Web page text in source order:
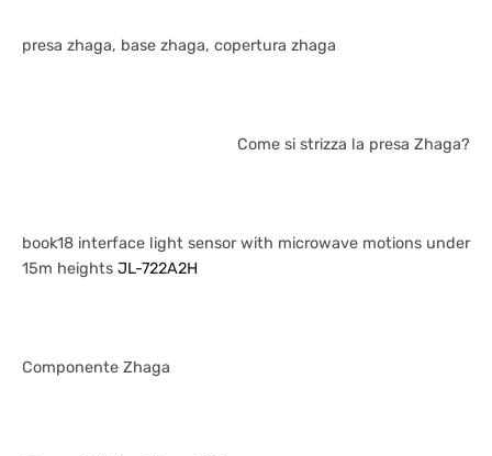
presa zhaga, base zhaga, copertura zhaga
Come si strizza la presa Zhaga?
book18 interface light sensor with microwave motions under
15m heights JL-722A2H
Componente Zhaga